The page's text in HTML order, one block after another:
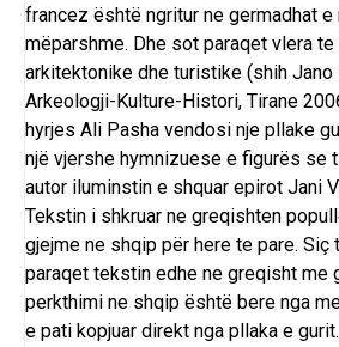
francez është ngritur ne germadhat e
mëparshme. Dhe sot paraqet vlera te
arkitektonike dhe turistike (shih Jano
Arkeologji-Kulture-Histori, Tirane
hyrjes Ali Pasha vendosi nje pllake
një vjershe hymnizuese e figurës se
autor iluminstin e shquar epirot Jani
Tekstin i shkruar ne greqishten
gjejme ne shqip për here te pare. Siç
paraqet tekstin edhe ne greqisht me
perkthimi ne shqip është bere nga
e pati kopjuar direkt nga pllaka e